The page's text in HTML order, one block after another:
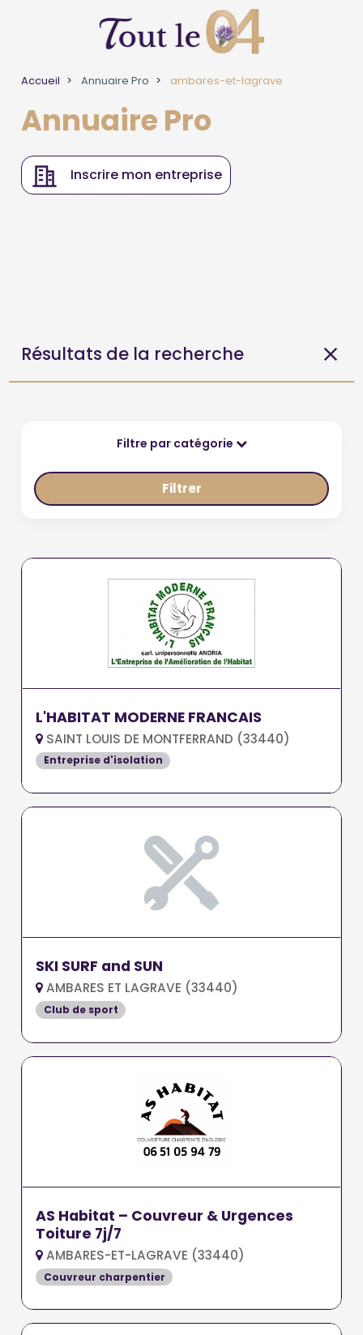
Accueil Annuaire Pro ambares-et-lagrave
Annuaire Pro
Inscrire mon entreprise
Résultats de la recherche
Filtre par catégorie
Filtrer
L'HABITAT MODERNE FRANCAIS
SAINT LOUIS DE MONTFERRAND (33440)
Entreprise d'isolation
SKI SURF and SUN
AMBARES ET LAGRAVE (33440)
Club de sport
AS Habitat – Couvreur & Urgences
Toiture 7j/7
AMBARES-ET-LAGRAVE (33440)
Couvreur charpentier